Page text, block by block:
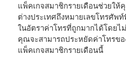
แพ็คเกจสมาชิกรายเดือนช่วยให้
ต่างประเทศถึงหมายเลขโทรศัพ
ในอัตราค่าโทรที่ถูกมากได้โดยไ
คุณจะสามารถประหยัดค่าโทรข
แพ็คเกจสมาชิกรายเดือนนี้